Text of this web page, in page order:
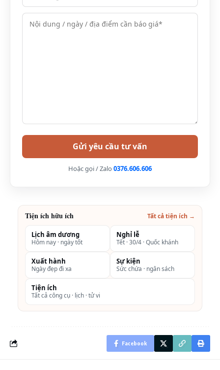
Suite 1 giường
King hướng
Phòng có 1
giường lớn và ban
VND
Phòng Studio
Suite 2 giường
Diện tích: 50m
Phòng có 2
Ngoài ra còn có
phòng, truyền hình
khu vực tiếp khách.
2.363.636
(King Studio)
2
Phòng có 1
giường lớn và ban
Hoặc gọi / Zalo 0376.606.606
Tiện ích hữu ích Tất cả tiện ích →
Lịch âm dương
Hôm nay · ngày tốt
Nghỉ lễ
Tết · 30/4 · Quốc khánh
Xuất hành
Ngày đẹp đi xa
Sự kiện
Sức chứa · ngân sách
Tiện ích
Tất cả công cụ · lịch · tử vi
Facebook